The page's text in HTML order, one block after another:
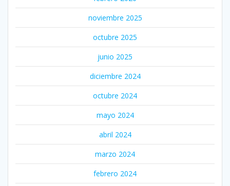
noviembre 2025
octubre 2025
junio 2025
diciembre 2024
octubre 2024
mayo 2024
abril 2024
marzo 2024
febrero 2024